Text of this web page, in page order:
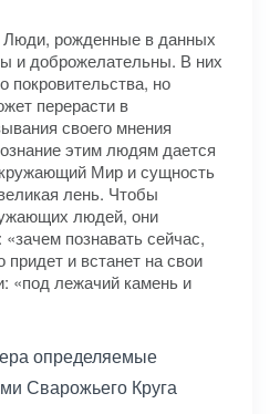
Люди, рожденные в данных
и доброжелательны. В них
покровительства, но
перерасти в
своего мнения
этим людям дается
Мир и сущность
лень. Чтобы
людей, они
познавать сейчас,
и встанет на свои
«под лежачий камень и
определяемые
Сварожьего Круга